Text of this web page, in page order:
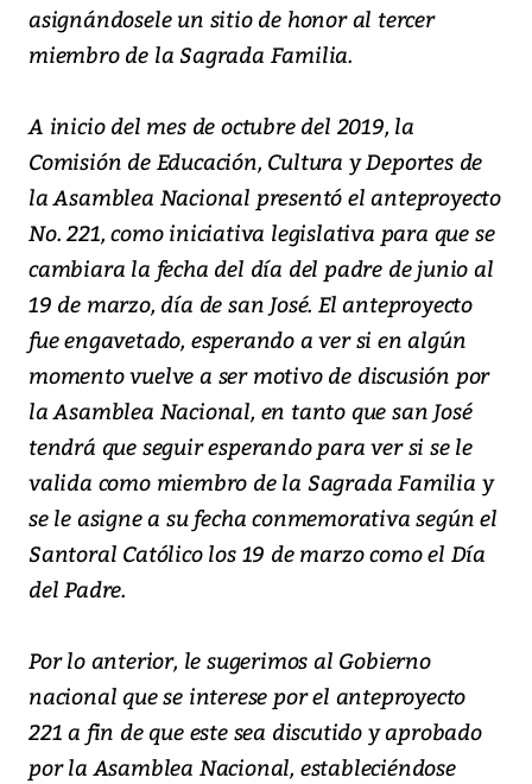
asignándosele un sitio de honor al tercer
miembro de la Sagrada Familia.
A inicio del mes de octubre del 2019, la
Comisión de Educación, Cultura y Deportes de
la Asamblea Nacional presentó el anteproyecto
No. 221, como iniciativa legislativa para que se
cambiara la fecha del día del padre de junio al
19 de marzo, día de san José. El anteproyecto
fue engavetado, esperando a ver si en algún
momento vuelve a ser motivo de discusión por
la Asamblea Nacional, en tanto que san José
tendrá que seguir esperando para ver si se le
valida como miembro de la Sagrada Familia y
se le asigne a su fecha conmemorativa según el
Santoral Católico los 19 de marzo como el Día
del Padre.
Por lo anterior, le sugerimos al Gobierno
nacional que se interese por el anteproyecto
221 a fin de que este sea discutido y aprobado
por la Asamblea Nacional, estableciéndose